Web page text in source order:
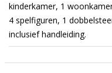
kinderkamer, 1
4 spelfiguren, 1
inclusief handleiding.